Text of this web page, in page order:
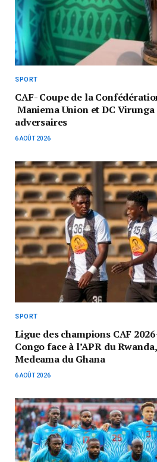
SPORT
CAF- Coupe de la
Maniema Union et DC
adversaires
6 AOÛT 2026
SPORT
Ligue des champions CAF
Congo face à l’APR du
Medeama du Ghana
6 AOÛT 2026